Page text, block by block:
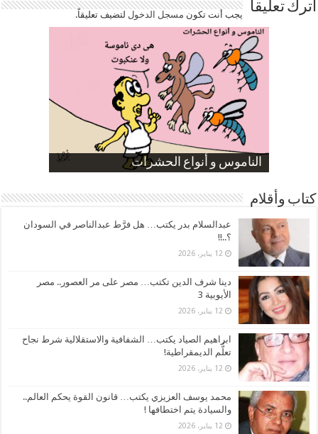
اترك تعليقاً يجب أنت تكون مسجل الدخوللتضيف تعليقاً.
الناموس و أنواع الحشرات
الموظفين بعد ارتفاع الأسعار
ارتفاع نسبة الطلاق في مصر
صورة كاركاتيرية
صورة كاركاتيرية
كتاب وأقلام
عبدالسلام بدر يكتب… هل فرَّط عبدالناصر في السودان
؟..!!
12 يناير، 2026
دينا شرف الدين تكتب… مصر على مر العصور.. مصر
الأيوبية 3
12 يناير، 2026
ابراهيم الصياد يكتب… الشفافية والاستقلالية شرط نجاح
تعلُّم الديمقراطية!
12 يناير، 2026
محمد يوسف العزيزي يكتب… قانون القوة يحكم العالم..
والسيادة يتم اختطافها !
12 يناير، 2026